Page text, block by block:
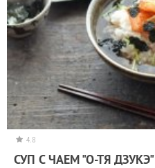
4.8
СУП С ЧАЕМ "О-ТЯ ДЗУКЭ"